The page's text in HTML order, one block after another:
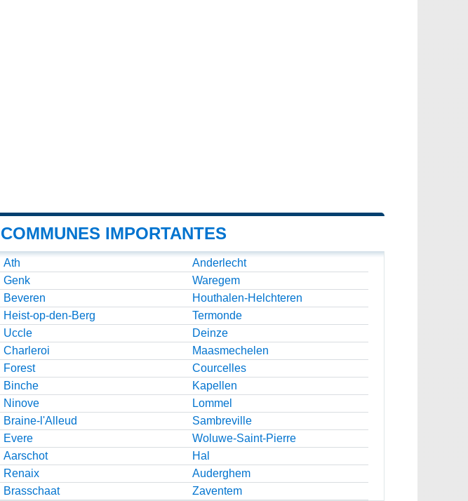
COMMUNES IMPORTANTES
Ath
Anderlecht
Genk
Waregem
Beveren
Houthalen-Helchteren
Heist-op-den-Berg
Termonde
Uccle
Deinze
Charleroi
Maasmechelen
Forest
Courcelles
Binche
Kapellen
Ninove
Lommel
Braine-l'Alleud
Sambreville
Evere
Woluwe-Saint-Pierre
Aarschot
Hal
Renaix
Auderghem
Brasschaat
Zaventem